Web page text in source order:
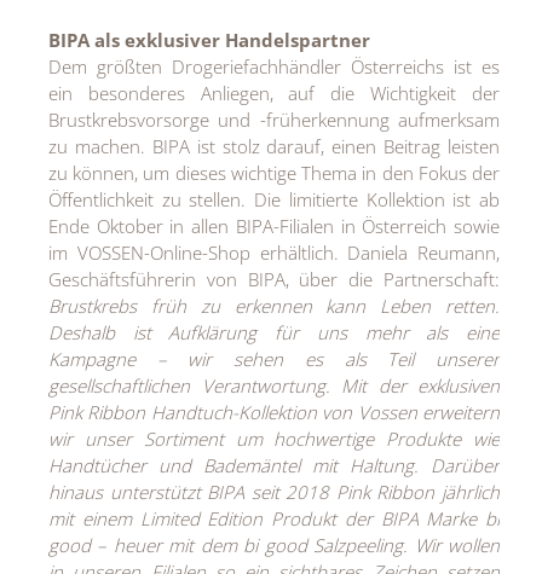
BIPA als exklusiver Handelspartner
Dem größten Drogeriefachhändler Österreichs ist es
ein besonderes Anliegen, auf die Wichtigkeit der
Brustkrebsvorsorge und -früherkennung aufmerksam
zu machen. BIPA ist stolz darauf, einen Beitrag leisten
zu können, um dieses wichtige Thema in den Fokus der
Öffentlichkeit zu stellen. Die limitierte Kollektion ist ab
Ende Oktober in allen BIPA-Filialen in Österreich sowie
im VOSSEN-Online-Shop erhältlich. Daniela Reumann,
Geschäftsführerin von BIPA, über die Partnerschaft:
Brustkrebs früh zu erkennen kann Leben retten.
Deshalb ist Aufklärung für uns mehr als eine
Kampagne – wir sehen es als Teil unserer
gesellschaftlichen Verantwortung. Mit der exklusiven
Pink Ribbon Handtuch-Kollektion von Vossen erweitern
wir unser Sortiment um hochwertige Produkte wie
Handtücher und Bademäntel mit Haltung. Darüber
hinaus unterstützt BIPA seit 2018 Pink Ribbon jährlich
mit einem Limited Edition Produkt der BIPA Marke bi
good – heuer mit dem bi good Salzpeeling. Wir wollen